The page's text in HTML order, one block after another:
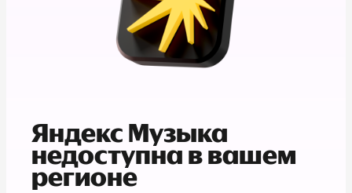
Яндекс Музыка
недоступна в вашем
регионе